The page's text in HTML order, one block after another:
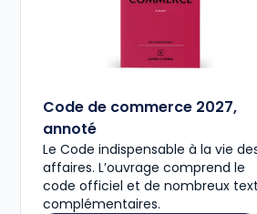
Code de commerce 2027,
annoté
Le Code indispensable à la vie
affaires. L’ouvrage comprend le
code officiel et de nombreux
complémentaires.